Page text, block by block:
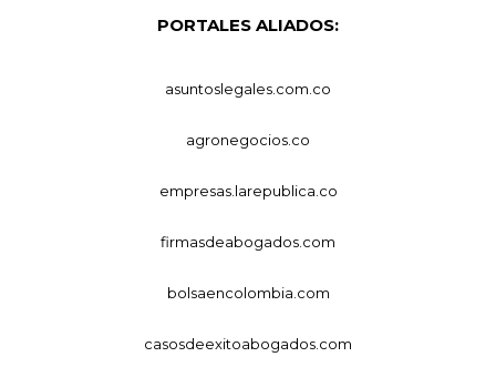
PORTALES ALIADOS:
asuntoslegales.com.co
agronegocios.co
empresas.larepublica.co
firmasdeabogados.com
bolsaencolombia.com
casosdeexitoabogados.com